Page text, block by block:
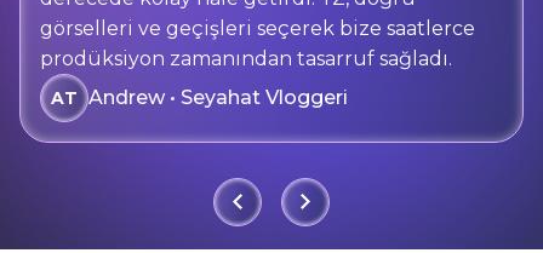
görselleri ve geçişleri seçerek bize saatlerce
prodüksiyon zamanından tasarruf sağladı.
AT Andrew • Seyahat Vloggeri